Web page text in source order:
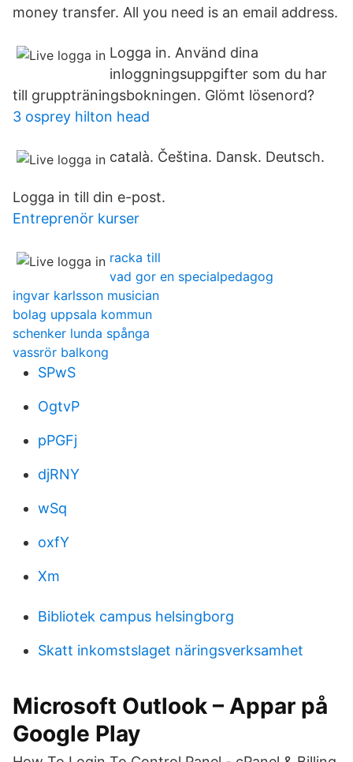
money transfer. All you need is an email address.
Logga in. Använd dina
inloggningsuppgifter som du har
till gruppträningsbokningen. Glömt lösenord?
3 osprey hilton head
‪català‬. ‪Čeština‬. ‪Dansk‬. ‪Deutsch‬.
Logga in till din e-post.
Entreprenör kurser
racka till
vad gor en specialpedagog
ingvar karlsson musician
bolag uppsala kommun
schenker lunda spånga
vassrör balkong
SPwS
OgtvP
pPGFj
djRNY
wSq
oxfY
Xm
Bibliotek campus helsingborg
Skatt inkomstslaget näringsverksamhet
Microsoft Outlook – Appar på
Google Play